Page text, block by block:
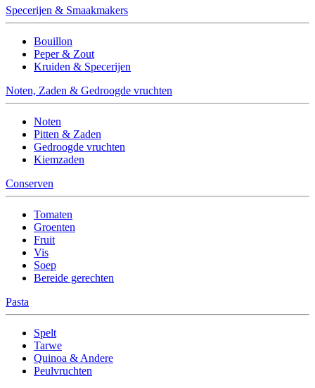
Specerijen & Smaakmakers
Bouillon
Peper & Zout
Kruiden & Specerijen
Noten, Zaden & Gedroogde vruchten
Noten
Pitten & Zaden
Gedroogde vruchten
Kiemzaden
Conserven
Tomaten
Groenten
Fruit
Vis
Soep
Bereide gerechten
Pasta
Spelt
Tarwe
Quinoa & Andere
Peulvruchten